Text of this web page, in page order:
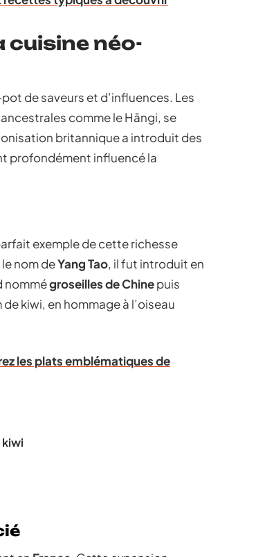
cuisine néo-
de saveurs et d’influences. Les
comme le Hāngi, se
britannique a introduit des
profondément influencé la
exemple de cette richesse
nom deYang Tao, il fut introduit en
nommégroseilles de Chinepuis
de kiwi, en hommage à l’oiseau
les plats emblématiques de
kiwi